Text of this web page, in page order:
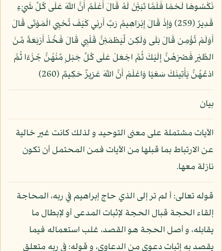
نَكْسُوهَا لَحْمًا فَلَمَّا تَبَيَّنَ لَهُ قَالَ أَعْلَمُ أَنَّ اللّهَ عَلَى كُلِّ شَيْءٍ
قَدِيرٌ (259) وَإِذْ قَالَ إِبْرَاهِيمُ رَبِّ أَرِنِي كَيْفَ تُحْيِي الْمَوْتَى قَالَ
أَوَلَمْ تُؤْمِن قَالَ بَلَى وَلَكِن لِّيَطْمَئِنَّ قَلْبِي قَالَ فَخُذْ أَرْبَعَةً مِّنَ
الطَّيْرِ فَصُرْهُنَّ إِلَيْكَ ثُمَّ اجْعَلْ عَلَى كُلِّ جَبَلٍ مِّنْهُنَّ جُزْءًا ثُمَّ
ادْعُهُنَّ يَأْتِينَكَ سَعْيًا وَاعْلَمْ أَنَّ اللّهَ عَزِيزٌ حَكِيمٌ (260)
بيان
الآيات مشتملة على معنى التوحيد و لذلك كانت غير خالية
عن الارتباط بما قبلها من الآيات فمن المحتمل أن تكون
نازلة معها.
قوله تعالى: أ لم تر إلى الذي حاج إبراهيم في ربه، المحاجة
إلقاء الحجة قبال الحجة لإثبات المدعى أو لإبطال ما
يقابله، و أصل الحجة هو القصد، غلب استعماله فيما
يقصد به إثبات دعوى من الدعاوي، و قوله: في ربه متعلق